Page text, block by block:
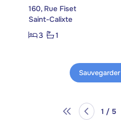
160, Rue Fiset
Saint-Calixte
3
1
Sauvegarder
1 / 5